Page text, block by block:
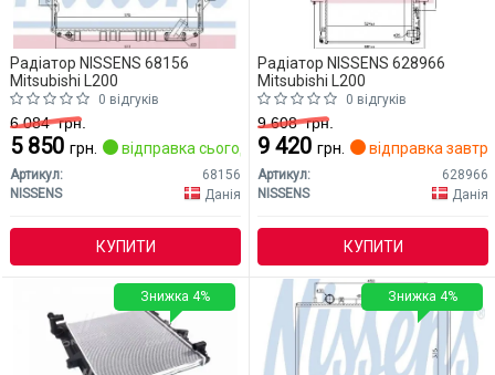
Радіатор NISSENS 68156
Mitsubishi L200
0 відгуків
6 084грн.
5 850 грн. відправка сьогодні
Артикул:
68156
NISSENS
Данія
КУПИТИ
Радіатор NISSENS 628966
Mitsubishi L200
0 відгуків
9 608грн.
9 420 грн. відправка
Артикул:
628966
NISSENS
Данія
КУПИТИ
Знижка 4% Знижка 4%